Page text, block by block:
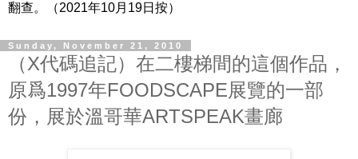
翻查。（2021年10月19日按）
Sunday, November 21, 2010
（X代碼追記）在二樓梯間的這個作品，
原爲1997年FOODSCAPE展覽的一部
份，展於溫哥華ARTSPEAK畫廊